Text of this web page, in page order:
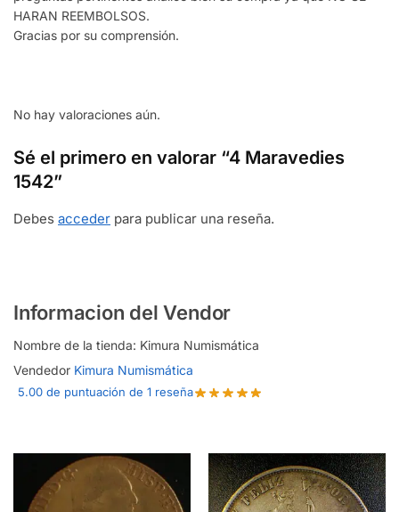
HARAN REEMBOLSOS.
Gracias por su comprensión.
No hay valoraciones aún.
Sé el primero en valorar “4 Maravedies
1542”
Debes acceder para publicar una reseña.
Informacion del Vendor
Nombre de la tienda: Kimura Numismática
Vendedor Kimura Numismática
5.00 de puntuación de 1 reseña